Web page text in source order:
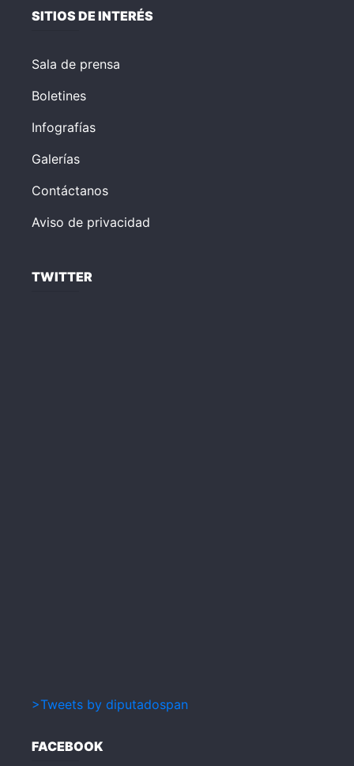
SITIOS DE INTERÉS
Sala de prensa
Boletines
Infografías
Galerías
Contáctanos
Aviso de privacidad
TWITTER
>Tweets by diputadospan
FACEBOOK